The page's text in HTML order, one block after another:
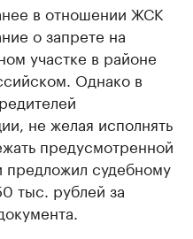
в отношении ЖСК
о запрете на
участке в районе
Однако в
не желая исполнять
предусмотренной
предложил судебному
тыс. рублей за